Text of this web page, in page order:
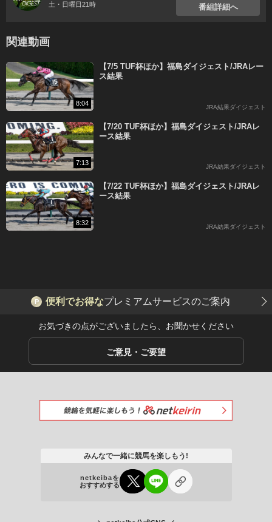
14日間無料
X
土・日曜日21時 番組詳細へ
関連動画
8:04
【7/5 TUF杯ほか】福島ダイジェスト/JRAレー
ス結果
JRA結果ダイジェスト
7:13
【7/20 TUF杯ほか】福島ダイジェスト/JRAレ
ース結果
JRA結果ダイジェスト
8:32
【7/22 TUF杯ほか】福島ダイジェスト/JRAレ
ース結果
JRA結果ダイジェスト
P 便利でお得なプレミアムサービスのご案内
お気づきの点がございましたら、お聞かせください
ご意見・ご要望
みんなで一緒に競馬を楽しもう!
netkeibaを
おすすめする